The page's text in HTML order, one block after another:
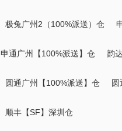
极兔广州2（100%派送）仓
申通广州【100%派送】仓 韵
圆通广州【100%派送】仓 圆
顺丰【SF】深圳仓